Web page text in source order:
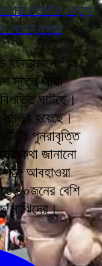
সরব বিরোধীরা, 'ছাত্র
সাফাই নড্ডার
ঘটনাস্থলে
সূত্রে জানা
ঘটেছে।
সম্ভব হয়েছে।
পুনরাবৃত্তি
কথা জানানো
আবহাওয়া
৪০জনের বেশি
মাঝিদের।